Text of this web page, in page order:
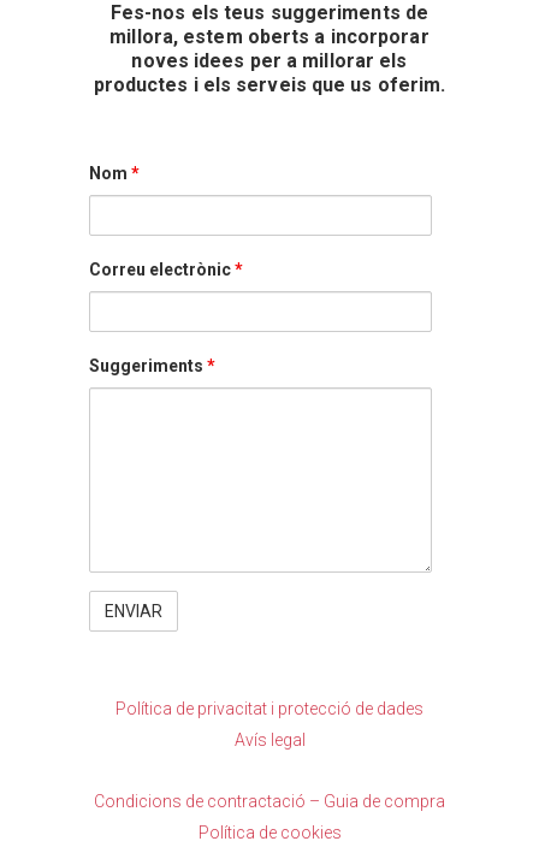
Fes-nos els teus suggeriments de
millora, estem oberts a incorporar
noves idees per a millorar els
productes i els serveis que us oferim.
Nom *
Correu electrònic*
Suggeriments *
Política de privacitat i protecció de dades
Avís legal
Condicions de contractació – Guia de compra
Política de cookies